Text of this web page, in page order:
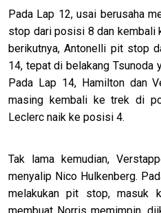
Pada Lap 12, usai berusaha
stop dari posisi 8 dan kembali
berikutnya, Antonelli pit stop
14, tepat di belakang Tsunoda
Pada Lap 14, Hamilton dan
masing kembali ke trek di
Leclerc naik ke posisi 4.
Tak lama kemudian,
menyalip Nico Hulkenberg.
melakukan pit stop,
membuat Norris memimpin,